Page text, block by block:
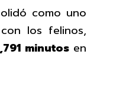
como uno
los felinos,
minutos en